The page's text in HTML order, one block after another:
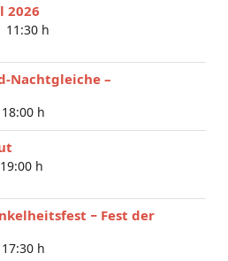
2026
11:30 h
Nachtgleiche –
18:00 h
19:00 h
− Fest der
17:30 h